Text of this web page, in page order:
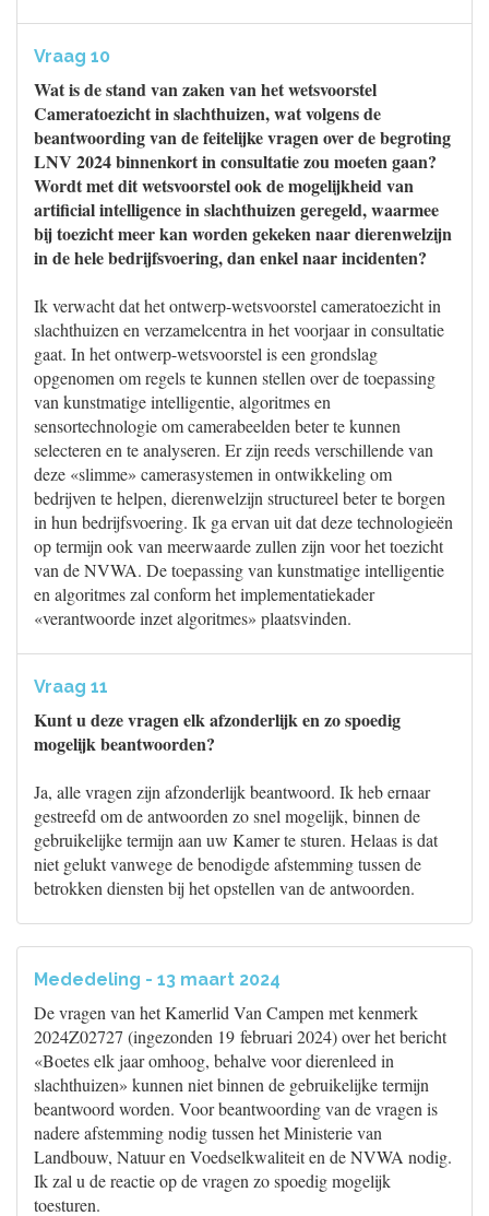
Vraag 10
Wat is de stand van zaken van het wetsvoorstel
Cameratoezicht in slachthuizen, wat volgens de
beantwoording van de feitelijke vragen over de begroting
LNV 2024 binnenkort in consultatie zou moeten gaan?
Wordt met dit wetsvoorstel ook de mogelijkheid van
artificial intelligence in slachthuizen geregeld, waarmee
bij toezicht meer kan worden gekeken naar dierenwelzijn
in de hele bedrijfsvoering, dan enkel naar incidenten?
Ik verwacht dat het ontwerp-wetsvoorstel cameratoezicht in
slachthuizen en verzamelcentra in het voorjaar in consultatie
gaat. In het ontwerp-wetsvoorstel is een grondslag
opgenomen om regels te kunnen stellen over de toepassing
van kunstmatige intelligentie, algoritmes en
sensortechnologie om camerabeelden beter te kunnen
selecteren en te analyseren. Er zijn reeds verschillende van
deze «slimme» camerasystemen in ontwikkeling om
bedrijven te helpen, dierenwelzijn structureel beter te borgen
in hun bedrijfsvoering. Ik ga ervan uit dat deze technologieën
op termijn ook van meerwaarde zullen zijn voor het toezicht
van de NVWA. De toepassing van kunstmatige intelligentie
en algoritmes zal conform het implementatiekader
«verantwoorde inzet algoritmes» plaatsvinden.
Vraag 11
Kunt u deze vragen elk afzonderlijk en zo spoedig
mogelijk beantwoorden?
Ja, alle vragen zijn afzonderlijk beantwoord. Ik heb ernaar
gestreefd om de antwoorden zo snel mogelijk, binnen de
gebruikelijke termijn aan uw Kamer te sturen. Helaas is dat
niet gelukt vanwege de benodigde afstemming tussen de
betrokken diensten bij het opstellen van de antwoorden.
Mededeling - 13 maart 2024
De vragen van het Kamerlid Van Campen met kenmerk
2024Z02727 (ingezonden 19 februari 2024) over het bericht
«Boetes elk jaar omhoog, behalve voor dierenleed in
slachthuizen» kunnen niet binnen de gebruikelijke termijn
beantwoord worden. Voor beantwoording van de vragen is
nadere afstemming nodig tussen het Ministerie van
Landbouw, Natuur en Voedselkwaliteit en de NVWA nodig.
Ik zal u de reactie op de vragen zo spoedig mogelijk
toesturen.